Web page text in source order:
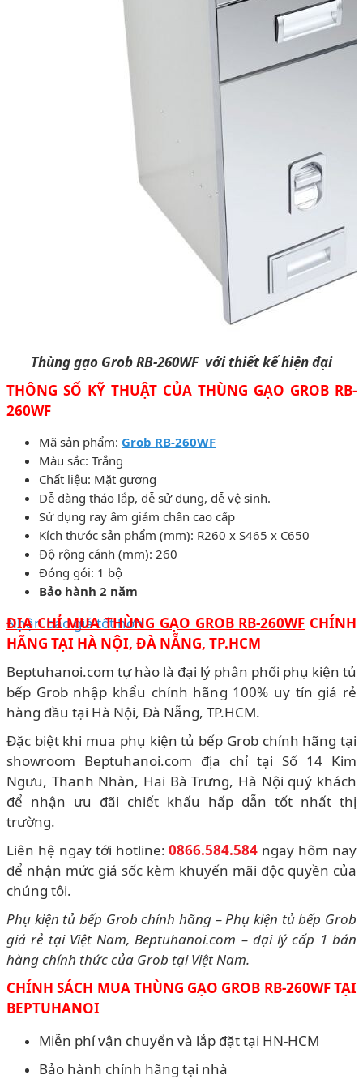
Thùng gạo Grob RB-260WF với thiết kế hiện đại
THÔNG SỐ KỸ THUẬT CỦA THÙNG GẠO GROB RB-
260WF
Mã sản phẩm: Grob RB-260WF
Màu sắc: Trắng
Chất liệu: Mặt gương
Dễ dàng tháo lắp, dễ sử dụng, dễ vệ sinh.
Sử dụng ray âm giảm chấn cao cấp
Kích thước sản phẩm (mm): R260 x S465 x C650
Độ rộng cánh (mm): 260
Đóng gói: 1 bộ
Bảo hành 2 năm
Nhận báo giá tốt hơn
ĐỊA CHỈ MUA THÙNG GẠO GROB RB-260WF CHÍNH
HÃNG TẠI HÀ NỘI, ĐÀ NẴNG, TP.HCM
Beptuhanoi.com tự hào là đại lý phân phối phụ kiện tủ
bếp Grob nhập khẩu chính hãng 100% uy tín giá rẻ
hàng đầu tại Hà Nội, Đà Nẵng, TP.HCM.
Đặc biệt khi mua phụ kiện tủ bếp Grob chính hãng tại
showroom Beptuhanoi.com địa chỉ tại Số 14 Kim
Ngưu, Thanh Nhàn, Hai Bà Trưng, Hà Nội quý khách
để nhận ưu đãi chiết khấu hấp dẫn tốt nhất thị
trường.
Liên hệ ngay tới hotline:0866.584.584 ngay hôm nay
để nhận mức giá sốc kèm khuyến mãi độc quyền của
chúng tôi.
Phụ kiện tủ bếp Grob chính hãng – Phụ kiện tủ bếp Grob
giá rẻ tại Việt Nam, Beptuhanoi.com – đại lý cấp 1 bán
hàng chính thức của Grob tại Việt Nam.
CHÍNH SÁCH MUA THÙNG GẠO GROB RB-260WF TẠI
BEPTUHANOI
Miễn phí vận chuyển và lắp đặt tại HN-HCM
Bảo hành chính hãng tại nhà